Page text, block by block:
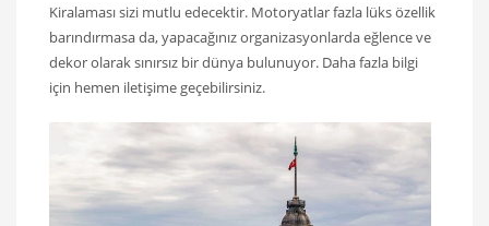
Kiralaması sizi mutlu edecektir. Motoryatlar fazla lüks özellik
barındırmasa da, yapacağınız organizasyonlarda eğlence ve
dekor olarak sınırsız bir dünya bulunuyor. Daha fazla bilgi
için hemen iletişime geçebilirsiniz.